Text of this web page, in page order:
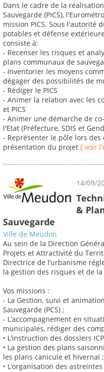
Dans le cadre de la
Sauvegarde (PICS),
mission PICS. Sous l'autorité
potables et défense
consiste à:
- Recenser les risques et
plans communaux de
- Inventorier les moyens
dégager des possibilités de
- Rédiger le PICS
- Animer la relation avec les
et PICS
- Animer une démarche de
l'Etat (Préfecture, SDIS et
- Représenter le pôle lors
présentation du projet [ voir
14/09/
&
Sauvegarde
Ville de Meudon
Au sein de la Direction
Projets et Attractivité du
Directrice de l’urbanisme
la gestion des risques et de
Vos missions :
- La Gestion, suivi et
Sauvegarde (PCS) ;
- L’accompagnement en
municipales, rédiger des
• L’instruction des dossiers
• La gestion des plans
les plans canicule et hivernal ;
• L’organisation des